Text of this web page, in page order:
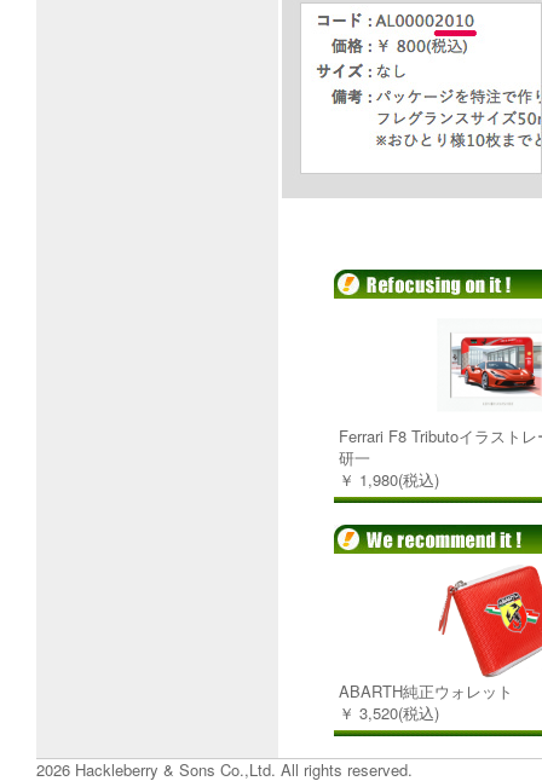
Ferrari F8 Tributoイラスト
研一
￥ 1,980(税込)
ABARTH純正ウォレット
￥ 3,520(税込)
2026 Hackleberry & Sons Co.,Ltd. All rights reserved.